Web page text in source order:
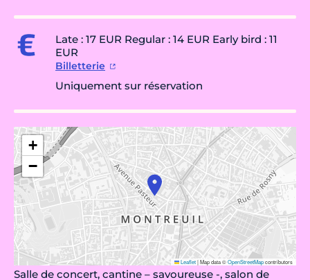
Late : 17 EUR Regular : 14 EUR Early bird : 11
EUR
Billetterie
Uniquement sur réservation
+
−
Leaflet|Map data ©OpenStreetMapcontributors
Salle de concert, cantine – savoureuse -, salon de